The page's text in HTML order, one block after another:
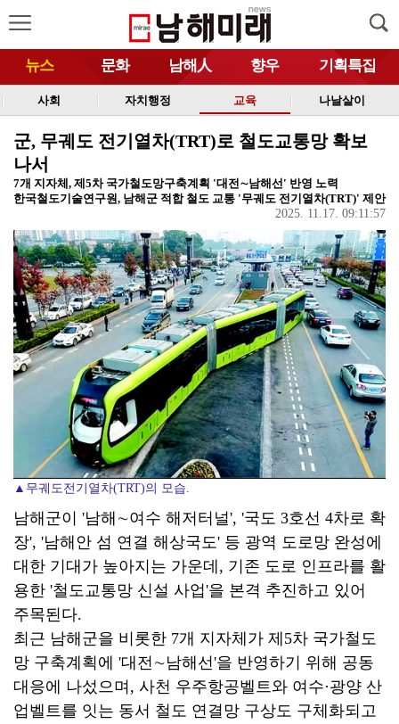
뉴스 문화 남해人 향우 기획특집
사회 자치행정 교육 나날살이
군, 무궤도 전기열차(TRT)로 철도교통망 확보
나서
7개 지자체, 제5차 국가철도망구축계획 '대전∼남해선' 반영 노력
한국철도기술연구원, 남해군 적합 철도 교통 '무궤도 전기열차(TRT)' 제안
2025. 11.17. 09:11:57
▲무궤도전기열차(TRT)의 모습.
남해군이 '남해∼여수 해저터널', '국도 3호선 4차로 확
장', '남해안 섬 연결 해상국도' 등 광역 도로망 완성에
대한 기대가 높아지는 가운데, 기존 도로 인프라를 활
용한 '철도교통망 신설 사업'을 본격 추진하고 있어
주목된다.
최근 남해군을 비롯한 7개 지자체가 제5차 국가철도
망 구축계획에 '대전∼남해선'을 반영하기 위해 공동
대응에 나섰으며, 사천 우주항공벨트와 여수·광양 산
업벨트를 잇는 동서 철도 연결망 구상도 구체화되고